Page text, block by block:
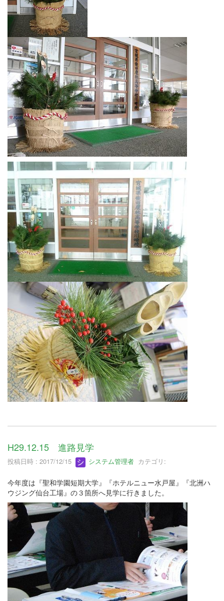
H29.12.15 進路見学
投稿日時 : 2017/12/15 システム管理者 カテゴリ:
今年度は『聖和学園短期大学』『ホテルニュー水戸屋』『北洲ハ
ウジング仙台工場』の３箇所へ見学に行きました。